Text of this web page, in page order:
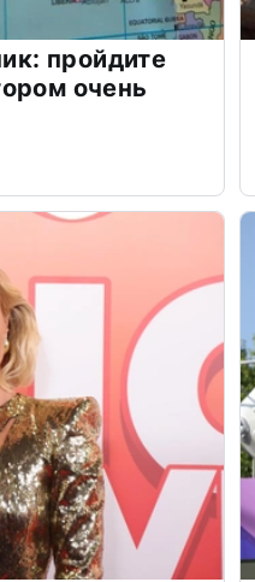
пройдите
очень